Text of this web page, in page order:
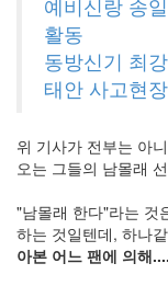
예비신랑 송
활동
동방신기 최
태안 사고현
위 기사가 전부는 아
오는 그들의 남몰래
"남몰래 한다"라는 것
하는 것일텐데, 하나
아본 어느 팬에 의해....
박
영
화
FreeWare
드